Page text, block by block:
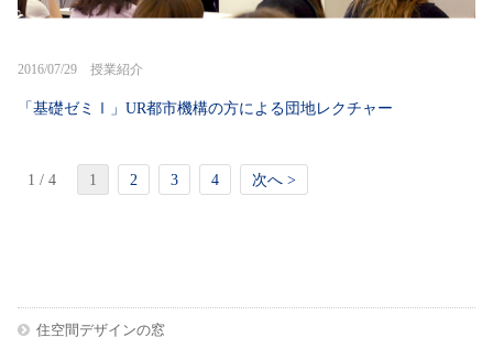
2016/07/29 授業紹介
「基礎ゼミⅠ」UR都市機構の方による団地レクチャー
1 / 4 1 2 3 4 次へ >
住空間デザインの窓